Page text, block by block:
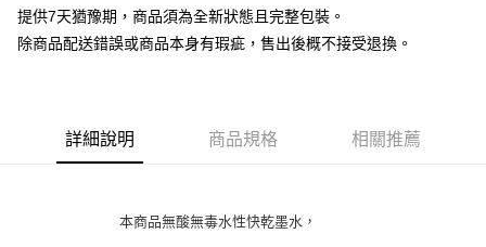
提供7天猶豫期，商品須為全新狀態且完整包裝。
除商品配送錯誤或商品本身有瑕疵，售出後概不接受退換。
詳細說明 商品規格 相關推薦
本商品無酸無毒水性快乾墨水，